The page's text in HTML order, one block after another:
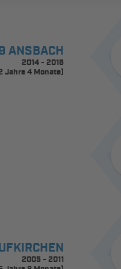
ANSBACH
2014 - 2016
Jahre 4 Monate)
2005 - 2011